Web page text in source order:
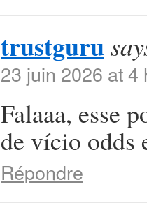
trustguru
23 juin 2026 at 4
Falaaa, esse
de vício odds
Répondre